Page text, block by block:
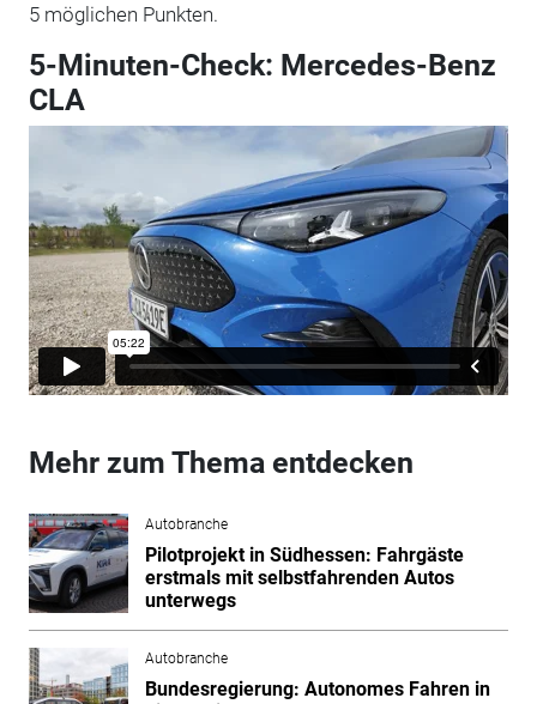
5 möglichen Punkten.
5-Minuten-Check: Mercedes-Benz
CLA
Mehr zum Thema entdecken
Autobranche
Pilotprojekt in Südhessen: Fahrgäste
erstmals mit selbstfahrenden Autos
unterwegs
Autobranche
Bundesregierung: Autonomes Fahren in